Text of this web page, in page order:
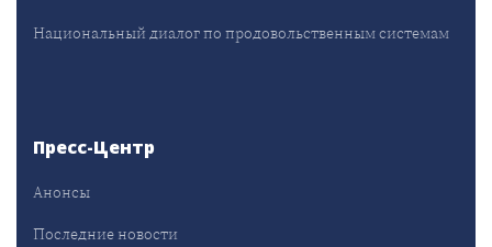
Национальный диалог по продовольственным системам
Пресс-Центр
Анонсы
Последние новости